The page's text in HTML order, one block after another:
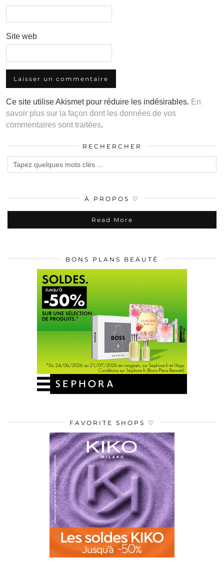
Site web
Ce site utilise Akismet pour réduire les indésirables. En
savoir plus sur la façon dont les données de vos
commentaires sont traitées.
RECHERCHER
À PROPOS ♡
Read More
BONS PLANS BEAUTÉ
FAVORITE SHOPS ♡